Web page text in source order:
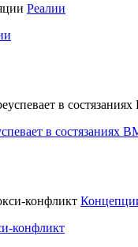
Реалии
в состязаниях
конфликт